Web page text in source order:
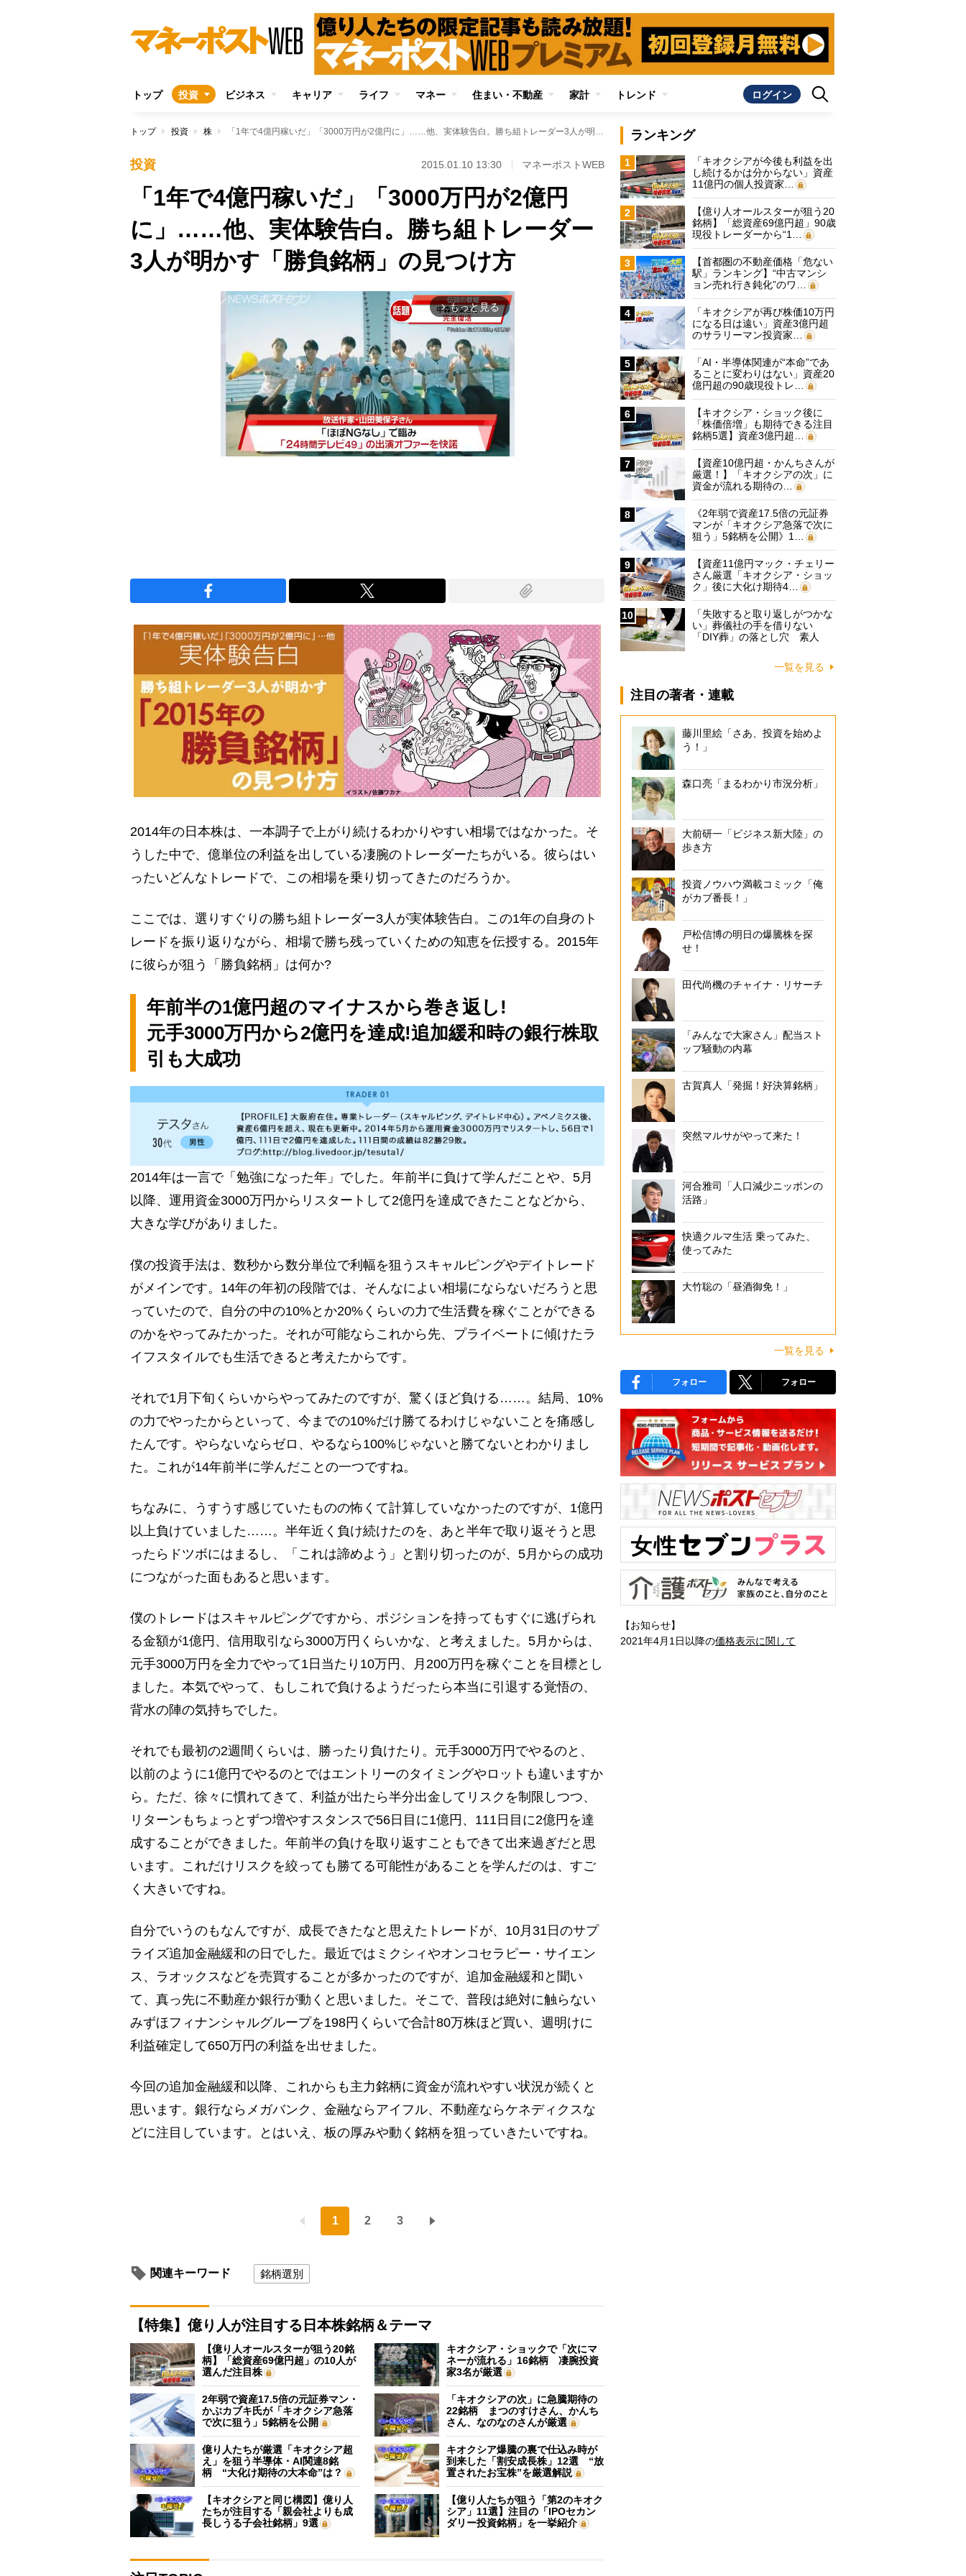
トップ 投資 ビジネス キャリア ライフ マネー 住まい・不動産 家計 トレンド ログイン
トップ 投資 株 「1年で4億円稼いだ」「3000万円が2億円に」……他、実体験告白。勝ち組トレーダー3人が明かす「勝負銘柄」の見つけ方
投資 2015.01.10 13:30 マネーポストWEB
「1年で4億円稼いだ」「3000万円が2億円
に」……他、実体験告白。勝ち組トレーダー
3人が明かす「勝負銘柄」の見つけ方
arrow_forward_ios もっと見る
2014年の日本株は、一本調子で上がり続けるわかりやすい相場ではなかった。そ
うした中で、億単位の利益を出している凄腕のトレーダーたちがいる。彼らはい
ったいどんなトレードで、この相場を乗り切ってきたのだろうか。
ここでは、選りすぐりの勝ち組トレーダー3人が実体験告白。この1年の自身のト
レードを振り返りながら、相場で勝ち残っていくための知恵を伝授する。2015年
に彼らが狙う「勝負銘柄」は何か?
年前半の1億円超のマイナスから巻き返し!
元手3000万円から2億円を達成!追加緩和時の銀行株取
引も大成功
2014年は一言で「勉強になった年」でした。年前半に負けて学んだことや、5月
以降、運用資金3000万円からリスタートして2億円を達成できたことなどから、
大きな学びがありました。
僕の投資手法は、数秒から数分単位で利幅を狙うスキャルピングやデイトレード
がメインです。14年の年初の段階では、そんなによい相場にならないだろうと思
っていたので、自分の中の10%とか20%くらいの力で生活費を稼ぐことができる
のかをやってみたかった。それが可能ならこれから先、プライベートに傾けたラ
イフスタイルでも生活できると考えたからです。
それで1月下旬くらいからやってみたのですが、驚くほど負ける……。結局、10%
の力でやったからといって、今までの10%だけ勝てるわけじゃないことを痛感し
たんです。やらないならゼロ、やるなら100%じゃないと勝てないとわかりまし
た。これが14年前半に学んだことの一つですね。
ちなみに、うすうす感じていたものの怖くて計算していなかったのですが、1億円
以上負けていました……。半年近く負け続けたのを、あと半年で取り返そうと思
ったらドツボにはまるし、「これは諦めよう」と割り切ったのが、5月からの成功
につながった面もあると思います。
僕のトレードはスキャルピングですから、ポジションを持ってもすぐに逃げられ
る金額が1億円、信用取引なら3000万円くらいかな、と考えました。5月からは、
元手3000万円を全力でやって1日当たり10万円、月200万円を稼ぐことを目標とし
ました。本気でやって、もしこれで負けるようだったら本当に引退する覚悟の、
背水の陣の気持ちでした。
それでも最初の2週間くらいは、勝ったり負けたり。元手3000万円でやるのと、
以前のように1億円でやるのとではエントリーのタイミングやロットも違いますか
ら。ただ、徐々に慣れてきて、利益が出たら半分出金してリスクを制限しつつ、
リターンもちょっとずつ増やすスタンスで56日目に1億円、111日目に2億円を達
成することができました。年前半の負けを取り返すこともできて出来過ぎだと思
います。これだけリスクを絞っても勝てる可能性があることを学んだのは、すご
く大きいですね。
自分でいうのもなんですが、成長できたなと思えたトレードが、10月31日のサプ
ライズ追加金融緩和の日でした。最近ではミクシィやオンコセラピー・サイエン
ス、ラオックスなどを売買することが多かったのですが、追加金融緩和と聞い
て、真っ先に不動産か銀行が動くと思いました。そこで、普段は絶対に触らない
みずほフィナンシャルグループを198円くらいで合計80万株ほど買い、週明けに
利益確定して650万円の利益を出せました。
今回の追加金融緩和以降、これからも主力銘柄に資金が流れやすい状況が続くと
思います。銀行ならメガバンク、金融ならアイフル、不動産ならケネディクスな
どに注目しています。とはいえ、板の厚みや動く銘柄を狙っていきたいですね。
1 2 3
関連キーワード 銘柄選別
【特集】億り人が注目する日本株銘柄＆テーマ
【億り人オールスターが狙う20銘
柄】「総資産69億円超」の10人が
選んだ注目株
キオクシア・ショックで「次にマ
ネーが流れる」16銘柄 凄腕投資
家3名が厳選
2年弱で資産17.5倍の元証券マン・
かぶカブキ氏が「キオクシア急落
で次に狙う」5銘柄を公開
「キオクシアの次」に急騰期待の
22銘柄 まつのすけさん、かんち
さん、なのなのさんが厳選
億り人たちが厳選「キオクシア超
え」を狙う半導体・AI関連8銘
柄 “大化け期待の大本命”は？
キオクシア爆騰の裏で仕込み時が
到来した「割安成長株」12選 “放
置されたお宝株”を厳選解説
【キオクシアと同じ構図】億り人
たちが注目する「親会社よりも成
長しうる子会社銘柄」9選
【億り人たちが狙う「第2のキオク
シア」11選】注目の「IPOセカン
ダリー投資銘柄」を一挙紹介
ランキング
1
「キオクシアが今後も利益を出
し続けるかは分からない」資産
11億円の個人投資家…
2
【億り人オールスターが狙う20
銘柄】「総資産69億円超」90歳
現役トレーダーから“1…
3
【首都圏の不動産価格「危ない
駅」ランキング】“中古マンシ
ョン売れ行き鈍化”のワ…
4
「キオクシアが再び株価10万円
になる日は遠い」資産3億円超
のサラリーマン投資家…
5
「AI・半導体関連が“本命”であ
ることに変わりはない」資産20
億円超の90歳現役トレ…
6
【キオクシア・ショック後に
「株価倍増」も期待できる注目
銘柄5選】資産3億円超…
7
【資産10億円超・かんちさんが
厳選！】「キオクシアの次」に
資金が流れる期待の…
8
《2年弱で資産17.5倍の元証券
マンが「キオクシア急落で次に
狙う」5銘柄を公開》1…
9
【資産11億円マック・チェリー
さん厳選「キオクシア・ショッ
ク」後に大化け期待4…
10
「失敗すると取り返しがつかな
い」葬儀社の手を借りない
「DIY葬」の落とし穴 素人
一覧を見る
注目の著者・連載
藤川里絵「さあ、投資を始めよ
う！」
森口亮「まるわかり市況分析」
大前研一「ビジネス新大陸」の
歩き方
投資ノウハウ満載コミック「俺
がカブ番長！」
戸松信博の明日の爆騰株を探
せ！
田代尚機のチャイナ・リサーチ
「みんなで大家さん」配当スト
ップ騒動の内幕
古賀真人「発掘！好決算銘柄」
突然マルサがやって来た！
河合雅司「人口減少ニッポンの
活路」
快適クルマ生活 乗ってみた、
使ってみた
大竹聡の「昼酒御免！」
一覧を見る
フォロー フォロー
【お知らせ】
2021年4月1日以降の価格表示に関して